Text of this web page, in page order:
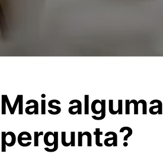
Mais alguma
pergunta?